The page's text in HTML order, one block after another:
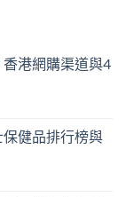
港網購渠道與4
健品排行榜與